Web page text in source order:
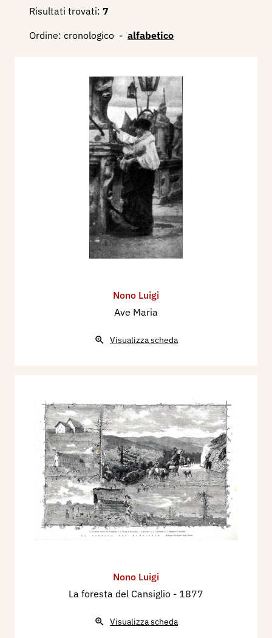
Risultati trovati: 7
Ordine: cronologico - alfabetico
Nono Luigi
Ave Maria
Visualizza scheda
Nono Luigi
La foresta del Cansiglio - 1877
Visualizza scheda